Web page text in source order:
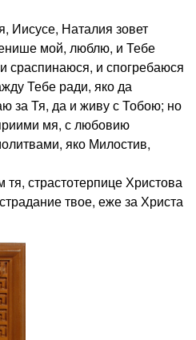
Наталия зовет
мой, люблю, и Тебе
сраспинаюся, и спогребаюся
Тебе ради, яко да
за Тя, да и живу с Тобою; но
мя, с любовию
яко Милостив,
страстотерпице Христова
твое, еже за Христа